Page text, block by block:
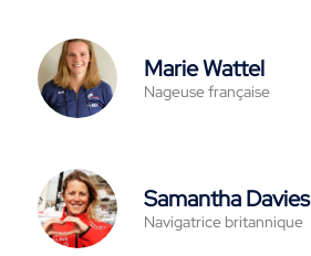
Marie Wattel
Nageuse française
Samantha Davies
Navigatrice britannique